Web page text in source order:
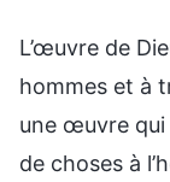
L’œuvre de
hommes et à
une œuvre qui
de choses à